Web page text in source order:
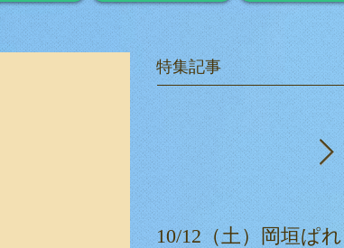
特集記事
10/12（土）岡垣ぱれ